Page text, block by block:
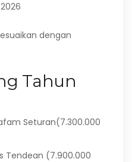
dengan
Tahun
Seturan(7.300.000
Tendean (7.900.000